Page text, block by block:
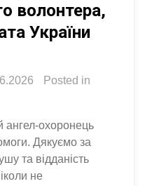
волонтера,
України
Posted in
ангел-охоронець
Дякуємо за
та відданість
не